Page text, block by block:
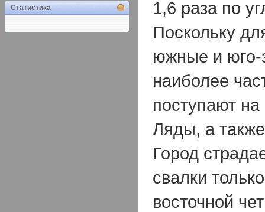
1,6 раза по
Поскольку
южные и юго-
наиболее
поступают
Ляды, а
Город
свалки
восточной
Статистика